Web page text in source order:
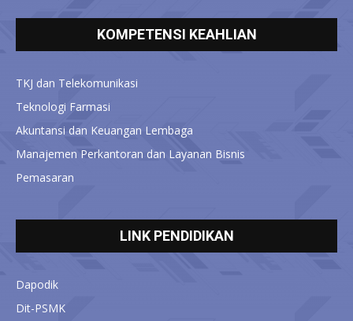
KOMPETENSI KEAHLIAN
TKJ dan Telekomunikasi
Teknologi Farmasi
Akuntansi dan Keuangan Lembaga
Manajemen Perkantoran dan Layanan Bisnis
Pemasaran
LINK PENDIDIKAN
Dapodik
Dit-PSMK